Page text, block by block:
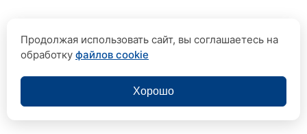
Продолжая использовать сайт, вы соглашаетесь на
обработку файлов cookie
Хорошо